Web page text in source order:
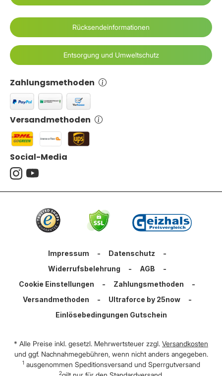
Zahlungsmethoden
Versandmethoden
Rücksendeinformationen
Entsorgung und Umweltschutz
Social-Media
Impressum - Datenschutz
-
Widerrufsbelehrung
- AGB
-
Cookie Einstellungen
- Zahlungsmethoden
-
Versandmethoden
- Ultraforce by 25now
-
Einlösebedingungen Gutschein
* Alle Preise inkl. gesetzl. Mehrwertsteuer zzgl. Versandkosten
und ggf. Nachnahmegebühren, wenn nicht anders angegeben.
1 ausgenommen Speditionsversand und Sperrgutversand
2